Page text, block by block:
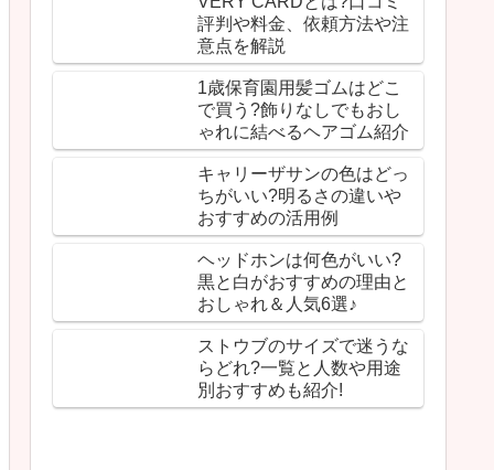
評判や料金、依頼方法や注
意点を解説
1歳保育園用髪ゴムはどこ
で買う?飾りなしでもおし
ゃれに結べるヘアゴム紹介
キャリーザサンの色はどっ
ちがいい?明るさの違いや
おすすめの活用例
ヘッドホンは何色がいい?
黒と白がおすすめの理由と
おしゃれ＆人気6選♪
ストウブのサイズで迷うな
らどれ?一覧と人数や用途
別おすすめも紹介!